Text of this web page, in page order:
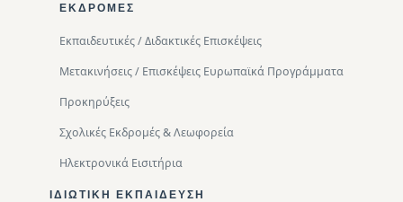
ΕΚΔΡΟΜΈΣ
Εκπαιδευτικές / Διδακτικές Επισκέψεις
Μετακινήσεις / Επισκέψεις Ευρωπαϊκά Προγράμματα
Προκηρύξεις
Σχολικές Εκδρομές & Λεωφορεία
Ηλεκτρονικά Εισιτήρια
ΙΔΙΩΤΙΚΉ ΕΚΠΑΊΔΕΥΣΗ